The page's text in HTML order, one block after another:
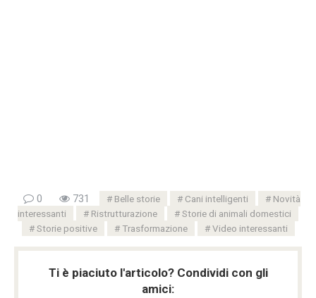
0 731 Belle storie Cani intelligenti
Novità
interessanti
Ristrutturazione
Storie di animali domestici
Storie positive
Trasformazione Video interessanti
Ti è piaciuto l'articolo? Condividi con gli
amici: